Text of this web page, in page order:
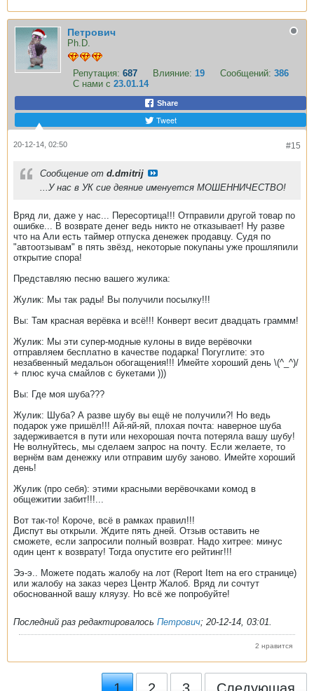
Петрович
Ph.D.
Репутация: 687 Влияние: 19 Сообщений: 386
С нами с 23.01.14
Share
Tweet
#15
20-12-14, 02:50
Сообщение от d.dmitrij
...У нас в УК сие деяние именуется МОШЕННИЧЕСТВО!
Вряд ли, даже у нас... Пересортица!!! Отправили другой товар по
ошибке... В возврате денег ведь никто не отказывает! Ну разве
что на Али есть таймер отпуска денежек продавцу. Судя по
"автоотзывам" в пять звёзд, некоторые покупаны уже прошляпили
открытие спора!
Представляю песню вашего жулика:
Жулик: Мы так рады! Вы получили посылку!!!
Вы: Там красная верёвка и всё!!! Конверт весит двадцать граммм!
Жулик: Мы эти супер-модные кулоны в виде верёвочки
отправляем бесплатно в качестве подарка! Погуглите: это
незабвенный медальон обогащения!!! Имейте хороший день \(^_^)/
+ плюс куча смайлов с букетами )))
Вы: Где моя шуба???
Жулик: Шуба? А разве шубу вы ещё не получили?! Но ведь
подарок уже пришёл!!! Ай-яй-яй, плохая почта: наверное шуба
задерживается в пути или нехорошая почта потеряла вашу шубу!
Не волнуйтесь, мы сделаем запрос на почту. Если желаете, то
вернём вам денежку или отправим шубу заново. Имейте хороший
день!
Жулик (про себя): этими красными верёвочками комод в
общежитии забит!!!...
Вот так-то! Короче, всё в рамках правил!!!
Диспут вы открыли. Ждите пять дней. Отзыв оставить не
сможете, если запросили полный возврат. Надо хитрее: минус
один цент к возврату! Тогда опустите его рейтинг!!!
Ээ-э.. Можете подать жалобу на лот (Report Item на его странице)
или жалобу на заказ через Центр Жалоб. Вряд ли сочтут
обоснованной вашу кляузу. Но всё же попробуйте!
Последний раз редактировалось Петрович; 20-12-14, 03:01.
2 нравится